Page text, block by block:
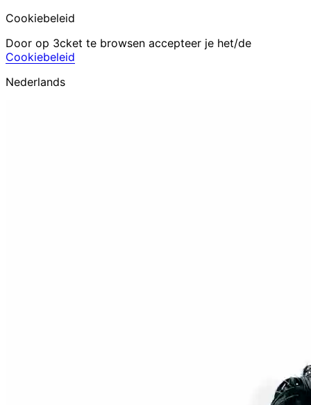
Cookiebeleid
Door op 3cket te browsen accepteer je het/de
Cookiebeleid
Nederlands